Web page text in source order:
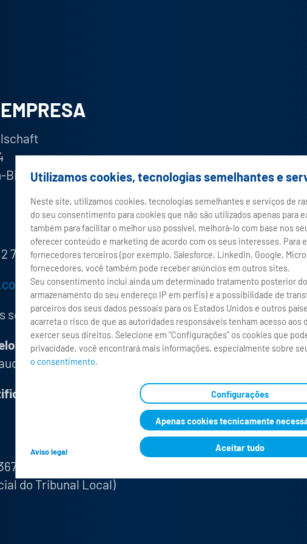
Bissingen
78 0
sobre direitos de voto:investor.relations(at)durr.com
conselho de administração
(CEO), Dietmar Heinrich (CFO)
fiscal
do Tribunal Local)
Utilizamos cookies, tecnologias semelhantes e
Neste site, utilizamos cookies, tecnologias semelhantes e serviços de
do seu consentimento para cookies que não são utilizados apenas para
também para facilitar o melhor uso possível, melhorá-lo com base nos
oferecer conteúdo e marketing de acordo com os seus interesses. Para
fornecedores terceiros (por exemplo, Salesforce, LinkedIn, Google,
fornecedores, você também pode receber anúncios em outros sites.
Seu consentimento inclui ainda um determinado tratamento posterior
armazenamento do seu endereço IP em perfis) e a possibilidade de
parceiros dos seus dados pessoais para os Estados Unidos e outros
acarreta o risco de que as autoridades responsáveis tenham acesso aos
exercer seus direitos. Selecione em “Configurações” os cookies que
privacidade, você encontrará mais informações, especialmente sobre
o consentimento.
Configurações
Apenas cookies tecnicamente
Aceitar tudo
Aviso legal